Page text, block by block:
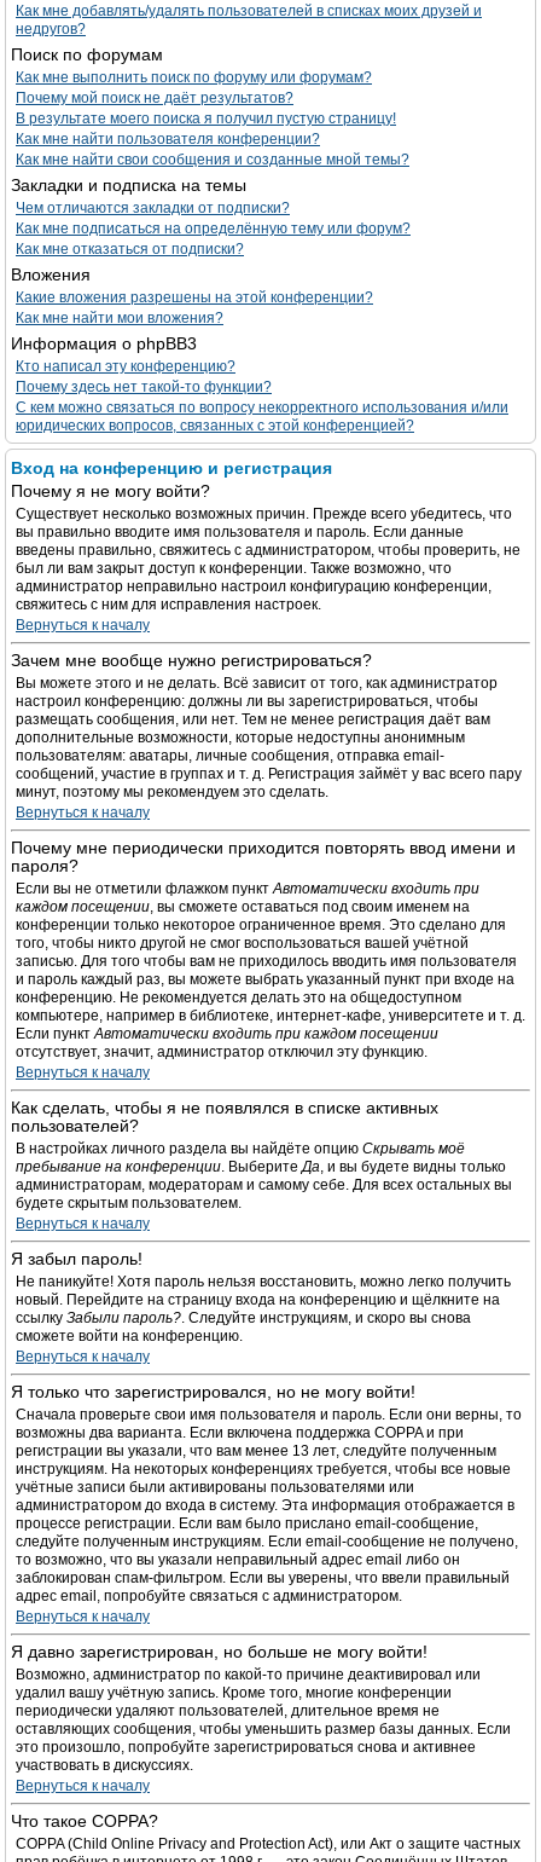
Как мне добавлять/удалять пользователей в списках моих друзей и
недругов?
Поиск по форумам
Как мне выполнить поиск по форуму или форумам?
Почему мой поиск не даёт результатов?
В результате моего поиска я получил пустую страницу!
Как мне найти пользователя конференции?
Как мне найти свои сообщения и созданные мной темы?
Закладки и подписка на темы
Чем отличаются закладки от подписки?
Как мне подписаться на определённую тему или форум?
Как мне отказаться от подписки?
Вложения
Какие вложения разрешены на этой конференции?
Как мне найти мои вложения?
Информация о phpBB3
Кто написал эту конференцию?
Почему здесь нет такой-то функции?
С кем можно связаться по вопросу некорректного использования и/или
юридических вопросов, связанных с этой конференцией?
Вход на конференцию и регистрация
Почему я не могу войти?
Существует несколько возможных причин. Прежде всего убедитесь, что
вы правильно вводите имя пользователя и пароль. Если данные
введены правильно, свяжитесь с администратором, чтобы проверить, не
был ли вам закрыт доступ к конференции. Также возможно, что
администратор неправильно настроил конфигурацию конференции,
свяжитесь с ним для исправления настроек.
Вернуться к началу
Зачем мне вообще нужно регистрироваться?
Вы можете этого и не делать. Всё зависит от того, как администратор
настроил конференцию: должны ли вы зарегистрироваться, чтобы
размещать сообщения, или нет. Тем не менее регистрация даёт вам
дополнительные возможности, которые недоступны анонимным
пользователям: аватары, личные сообщения, отправка email-
сообщений, участие в группах и т. д. Регистрация займёт у вас всего пару
минут, поэтому мы рекомендуем это сделать.
Вернуться к началу
Почему мне периодически приходится повторять ввод имени и
пароля?
Если вы не отметили флажком пунктАвтоматически входить при
каждом посещении, вы сможете оставаться под своим именем на
конференции только некоторое ограниченное время. Это сделано для
того, чтобы никто другой не смог воспользоваться вашей учётной
записью. Для того чтобы вам не приходилось вводить имя пользователя
и пароль каждый раз, вы можете выбрать указанный пункт при входе на
конференцию. Не рекомендуется делать это на общедоступном
компьютере, например в библиотеке, интернет-кафе, университете и т. д.
Если пунктАвтоматически входить при каждом посещении
отсутствует, значит, администратор отключил эту функцию.
Вернуться к началу
Как сделать, чтобы я не появлялся в списке активных
пользователей?
В настройках личного раздела вы найдёте опцию Скрывать моё
пребывание на конференции. ВыберитеДа, и вы будете видны только
администраторам, модераторам и самому себе. Для всех остальных вы
будете скрытым пользователем.
Вернуться к началу
Я забыл пароль!
Не паникуйте! Хотя пароль нельзя восстановить, можно легко получить
новый. Перейдите на страницу входа на конференцию и щёлкните на
ссылку Забыли пароль?. Следуйте инструкциям, и скоро вы снова
сможете войти на конференцию.
Вернуться к началу
Я только что зарегистрировался, но не могу войти!
Сначала проверьте свои имя пользователя и пароль. Если они верны, то
возможны два варианта. Если включена поддержка COPPA и при
регистрации вы указали, что вам менее 13 лет, следуйте полученным
инструкциям. На некоторых конференциях требуется, чтобы все новые
учётные записи были активированы пользователями или
администратором до входа в систему. Эта информация отображается в
процессе регистрации. Если вам было прислано email-сообщение,
следуйте полученным инструкциям. Если email-сообщение не получено,
то возможно, что вы указали неправильный адрес email либо он
заблокирован спам-фильтром. Если вы уверены, что ввели правильный
адрес email, попробуйте связаться с администратором.
Вернуться к началу
Я давно зарегистрирован, но больше не могу войти!
Возможно, администратор по какой-то причине деактивировал или
удалил вашу учётную запись. Кроме того, многие конференции
периодически удаляют пользователей, длительное время не
оставляющих сообщения, чтобы уменьшить размер базы данных. Если
это произошло, попробуйте зарегистрироваться снова и активнее
участвовать в дискуссиях.
Вернуться к началу
Что такое COPPA?
COPPA (Child Online Privacy and Protection Act), или Акт о защите частных